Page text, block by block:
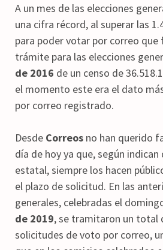
A un mes de las elecciones
una cifra récord, al superar las
para poder votar por correo
trámite para las elecciones
de 2016 de un censo de
el momento este era el dato
por correo registrado.
Desde Correos no han querido
día de hoy ya que, según
estatal, siempre los hacen
el plazo de solicitud. En las
generales, celebradas el
de 2019, se tramitaron un total
solicitudes de voto por correo,